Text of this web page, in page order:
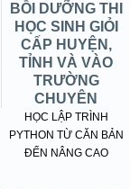
BỒI DƯỠNG THI
HỌC SINH GIỎI
CẤP HUYỆN,
TỈNH VÀ VÀO
TRƯỜNG
CHUYÊN
HỌC LẬP TRÌNH
PYTHON TỪ CĂN BẢN
ĐẾN NÂNG CAO